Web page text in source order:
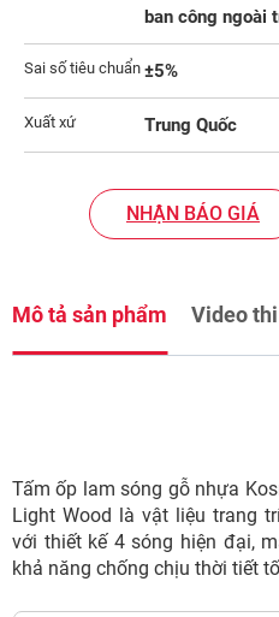
ban công ngoài
Sai số tiêu chuẩn ±5%
Xuất xứ Trung Quốc
NHẬN BÁO GIÁ
Mô tả sản phẩm Video
Tấm ốp lam sóng gỗ nhựa
Light Wood là vật liệu trang
với thiết kế 4 sóng hiện đại,
khả năng chống chịu thời tiết